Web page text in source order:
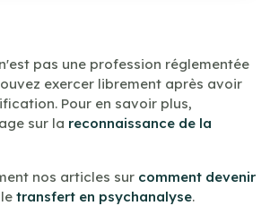
pas une profession réglementée
exercer librement après avoir
Pour en savoir plus,
sur la reconnaissance de la
nos articles sur comment devenir
transfert en psychanalyse.